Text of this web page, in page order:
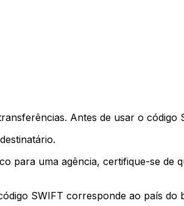
Antes de usar o código
para uma agência, certifique-se de
SWIFT corresponde ao país do